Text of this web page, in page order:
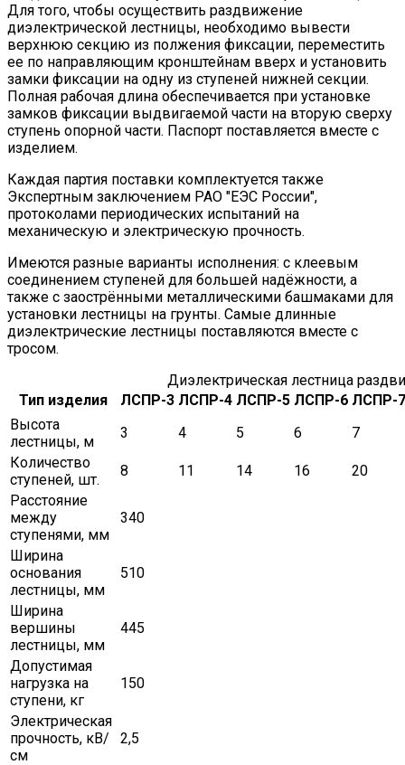
Для того, чтобы осуществить раздвижение
диэлектрической лестницы, необходимо вывести
верхнюю секцию из полжения фиксации, переместить
ее по направляющим кронштейнам вверх и установить
замки фиксации на одну из ступеней нижней секции.
Полная рабочая длина обеспечивается при установке
замков фиксации выдвигаемой части на вторую сверху
ступень опорной части. Паспорт поставляется вместе с
изделием.
Каждая партия поставки комплектуется также
Экспертным заключением РАО "ЕЭС России",
протоколами периодических испытаний на
механическую и электрическую прочность.
Имеются разные варианты исполнения: с клеевым
соединением ступеней для большей надёжности, а
также с заострёнными металлическими башмаками для
установки лестницы на грунты. Самые длинные
диэлектрические лестницы поставляются вместе с
тросом.
Диэлектрическая лестница
Тип изделия
ЛСПР-3 ЛСПР-4 ЛСПР-5 ЛСПР-6 ЛСПР-7
Высота
лестницы, м
3 4 5 6
7
Количество
ступеней, шт.
8 11 14 16
20
Расстояние
между
ступенями, мм
340
Ширина
основания
лестницы, мм
510
Ширина
вершины
лестницы, мм
445
Допустимая
нагрузка на
ступени, кг
150
Электрическая
прочность, кВ/
см
2,5